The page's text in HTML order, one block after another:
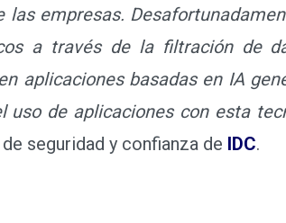
empresas.
a través de la filtración de
aplicaciones basadas en IA
de aplicaciones con esta
seguridad y confianza de IDC.